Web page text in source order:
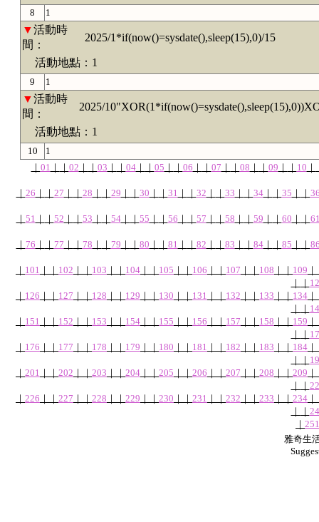
8 1
▼活動時
間：
2025/1*if(now()=sysdate(),sleep(15),0)/15
活動地點：1
9 1
▼活動時
間：
2025/
活動地點：1
10
1
｜ 01 ｜ ｜ 02 ｜ ｜ 03 ｜ ｜ 04｜ ｜ 05 ｜ ｜ 06 ｜ ｜ 07 ｜ ｜ 08 ｜ ｜ 09 ｜ ｜ 10 ｜
｜ 26 ｜ ｜ 27 ｜ ｜ 28 ｜ ｜ 29 ｜ ｜ 30 ｜ ｜ 31 ｜ ｜ 32 ｜ ｜ 33 ｜ ｜ 34｜ ｜ 35 ｜ ｜
｜ 51 ｜ ｜ 52 ｜ ｜ 53 ｜ ｜ 54｜ ｜ 55 ｜ ｜ 56 ｜ ｜ 57 ｜ ｜ 58 ｜ ｜ 59 ｜ ｜ 60 ｜ ｜
｜ 76 ｜ ｜ 77 ｜ ｜ 78 ｜ ｜ 79 ｜ ｜ 80 ｜ ｜ 81 ｜ ｜ 82 ｜ ｜ 83 ｜ ｜ 84｜ ｜ 85 ｜ ｜
｜ 101 ｜ ｜ 102 ｜ ｜ 103 ｜ ｜ 104 ｜ ｜ 105 ｜ ｜ 106 ｜ ｜ 107 ｜ ｜ 108 ｜ ｜ 109 ｜
｜
｜
｜ 126 ｜ ｜ 127 ｜ ｜ 128 ｜ ｜ 129 ｜ ｜ 130 ｜ ｜ 131 ｜ ｜ 132 ｜ ｜ 133 ｜ ｜ 134 ｜
｜
｜
｜ 151 ｜ ｜ 152 ｜ ｜ 153 ｜ ｜ 154 ｜ ｜ 155 ｜ ｜ 156 ｜ ｜ 157 ｜ ｜ 158 ｜ ｜ 159 ｜
｜
｜
｜ 176 ｜ ｜ 177 ｜ ｜ 178 ｜ ｜ 179 ｜ ｜ 180 ｜ ｜ 181 ｜ ｜ 182 ｜ ｜ 183 ｜ ｜ 184 ｜
｜
｜
｜ 201 ｜ ｜ 202 ｜ ｜ 203 ｜ ｜ 204 ｜ ｜ 205 ｜ ｜ 206 ｜ ｜ 207 ｜ ｜ 208 ｜ ｜ 209 ｜
｜
｜
｜ 226 ｜ ｜ 227 ｜ ｜ 228 ｜ ｜ 229 ｜ ｜ 230 ｜ ｜ 231 ｜ ｜ 232 ｜ ｜ 233 ｜ ｜ 234 ｜
｜
｜
｜ 251
雅奇生